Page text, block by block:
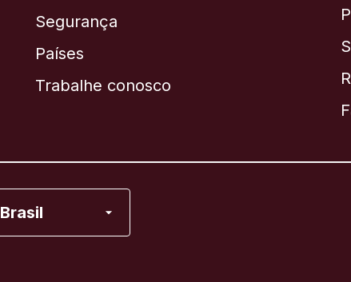
Segurança
Países
Trabalhe conosco
Brasil